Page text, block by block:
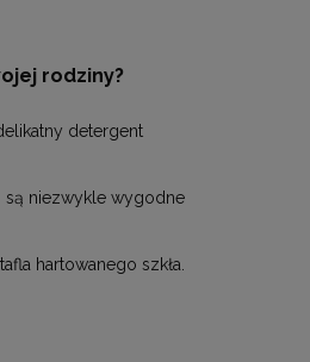
rodziny?
detergent
są niezwykle wygodne
hartowanego szkła.